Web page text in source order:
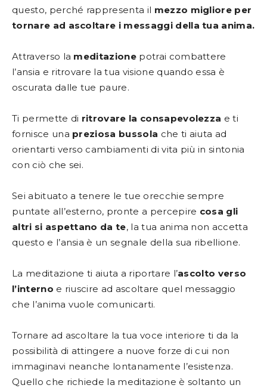
questo, perché rappresenta il mezzo migliore per
tornare ad ascoltare i messaggi della tua anima.
Attraverso la meditazione potrai combattere
l’ansia e ritrovare la tua visione quando essa è
oscurata dalle tue paure.
Ti permette di ritrovare la consapevolezza e ti
fornisce una preziosa bussola che ti aiuta ad
orientarti verso cambiamenti di vita più in sintonia
con ciò che sei.
Sei abituato a tenere le tue orecchie sempre
puntate all’esterno, pronte a percepire cosa gli
altri si aspettano da te, la tua anima non accetta
questo e l’ansia è un segnale della sua ribellione.
La meditazione ti aiuta a riportare l’ascolto verso
l’interno e riuscire ad ascoltare quel messaggio
che l’anima vuole comunicarti.
Tornare ad ascoltare la tua voce interiore ti da la
possibilità di attingere a nuove forze di cui non
immaginavi neanche lontanamente l’esistenza.
Quello che richiede la meditazione è soltanto un